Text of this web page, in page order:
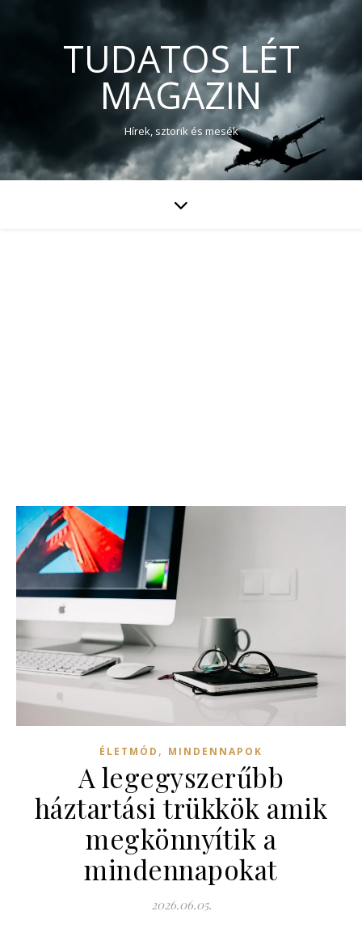
TUDATOS LÉT
MAGAZIN
Hírek, sztorik és mesék
ÉLETMÓD , MINDENNAPOK
A legegyszerűbb
háztartási trükkök amik
megkönnyítik a
mindennapokat
2026.06.05.